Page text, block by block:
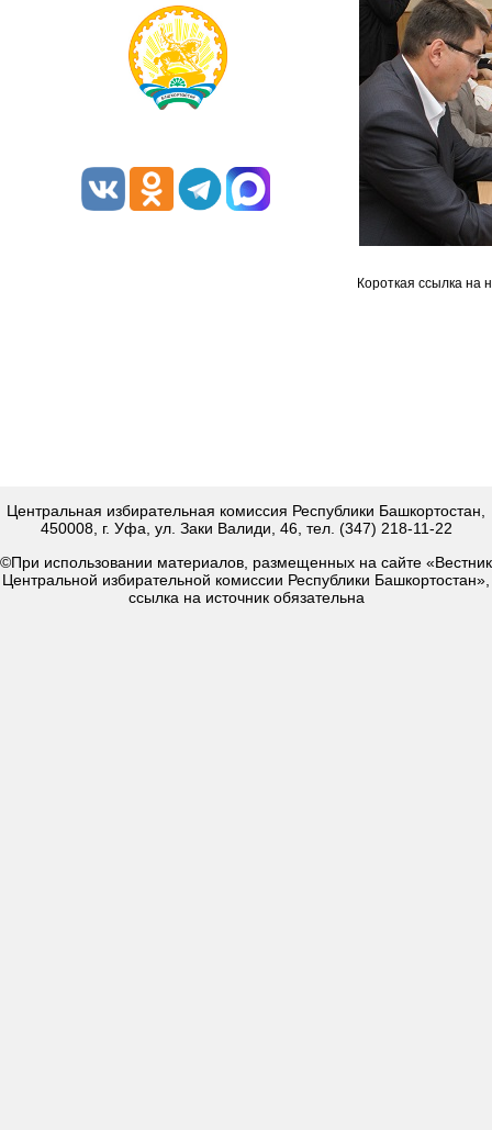
Короткая ссылка на
Центральная избирательная комиссия Республики Башкортостан,
450008, г. Уфа, ул. Заки Валиди, 46, тел. (347) 218-11-22
©При использовании материалов, размещенных на сайте «Вестник
Центральной избирательной комиссии Республики Башкортостан»,
ссылка на источник обязательна